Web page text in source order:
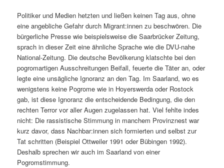
Poli­tik­er und Medi­en het­zten und ließen keinen Tag aus, ohne
eine ange­bliche Gefahr durch Migrant:innen zu beschwören. Die
bürg­er­liche Presse wie beispiel­sweise die Saar­brück­er Zeitung,
sprach in dieser Zeit eine ähn­liche Sprache wie die DVU-nahe
Nation­al-Zeitung. Die deutsche Bevölkerung klatschte bei den
pogro­mar­ti­gen Auss­chre­itun­gen Beifall, feuerte die Täter an, oder
legte eine unsägliche Igno­ranz an den Tag. Im Saar­land, wo es
wenig­stens keine Pogrome wie in Hoy­er­swer­da oder Ros­tock
gab, ist diese Igno­ranz die entschei­dende Bedin­gung, die den
recht­en Ter­ror vor aller Augen zuge­lassen hat. Viel fehlte indes
nicht: Die ras­sis­tis­che Stim­mung in manchem Prov­inznest war
kurz davor, dass Nachbar:innen sich formierten und selb­st zur
Tat schrit­ten (Beispiel Ottweil­er 1991 oder Bübin­gen 1992).
Deshalb sprechen wir auch im Saar­land von ein­er
Pogromstimmung.